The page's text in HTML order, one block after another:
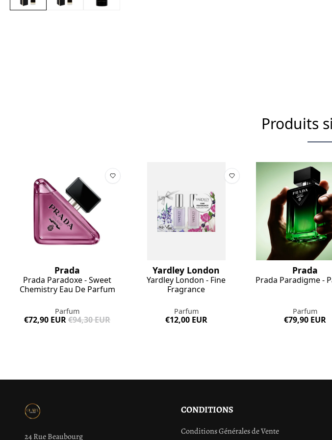
Produits
Prada
Prada Paradoxe - Sweet
Chemistry Eau De Parfum
Parfum
€72,90 EUR€94,30 EUR
Yardley London
Yardley London - Fine
Fragrance
Parfum
€12,00 EUR
Prada
Prada Paradigme -
Parfum
€79,90 EUR
24 Rue Beaubourg
CONDITIONS
Conditions Générales de Vente